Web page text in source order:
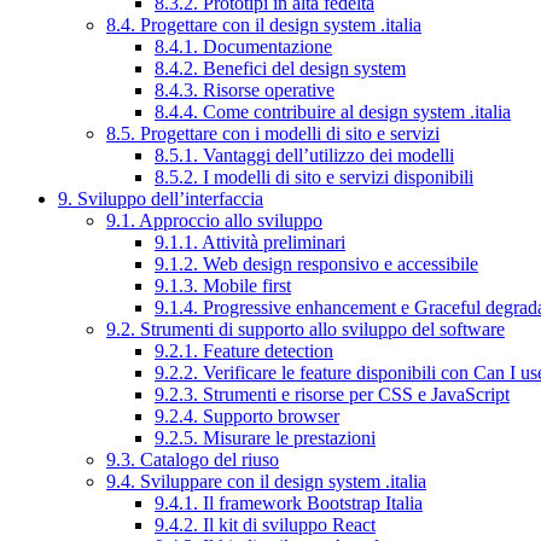
8.4. Progettare con il design system .italia
8.4.1. Documentazione
8.4.2. Benefici del design system
8.4.3. Risorse operative
8.4.4. Come contribuire al design system .italia
8.5. Progettare con i modelli di sito e servizi
8.5.1. Vantaggi dell’utilizzo dei modelli
8.5.2. I modelli di sito e servizi disponibili
9. Sviluppo dell’interfaccia
9.1. Approccio allo sviluppo
9.1.1. Attività preliminari
9.1.2. Web design responsivo e accessibile
9.1.3. Mobile first
9.1.4. Progressive enhancement e Graceful
9.2. Strumenti di supporto allo sviluppo del software
9.2.1. Feature detection
9.2.2. Verificare le feature disponibili con Can I
9.2.3. Strumenti e risorse per CSS e JavaScript
9.2.4. Supporto browser
9.2.5. Misurare le prestazioni
9.3. Catalogo del riuso
9.4. Sviluppare con il design system .italia
9.4.1. Il framework Bootstrap Italia
9.4.2. Il kit di sviluppo React